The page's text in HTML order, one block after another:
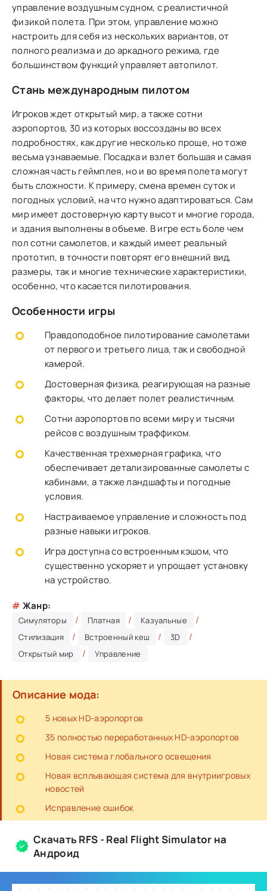
управление воздушным судном, с реалистичной
физикой полета. При этом, управление можно
настроить для себя из нескольких вариантов, от
полного реализма и до аркадного режима, где
большинством функций управляет автопилот.
Стань международным пилотом
Игроков ждет открытый мир, а также сотни
аэропортов, 30 из которых воссозданы во всех
подробностях, как другие несколько проще, но тоже
весьма узнаваемые. Посадка и взлет большая и самая
сложная часть геймплея, но и во время полета могут
быть сложности. К примеру, смена времен суток и
погодных условий, на что нужно адаптироваться. Сам
мир имеет достоверную карту высот и многие города,
и здания выполнены в объеме. В игре есть боле чем
пол сотни самолетов, и каждый имеет реальный
прототип, в точности повторят его внешний вид,
размеры, так и многие технические характеристики,
особенно, что касается пилотирования.
Особенности игры
Правдоподобное пилотирование самолетами
от первого и третьего лица, так и свободной
камерой.
Достоверная физика, реагирующая на разные
факторы, что делает полет реалистичным.
Сотни аэропортов по всеми миру и тысячи
рейсов с воздушным траффиком.
Качественная трехмерная графика, что
обеспечивает детализированные самолеты с
кабинами, а также ландшафты и погодные
условия.
Настраиваемое управление и сложность под
разные навыки игроков.
Игра доступна со встроенным кэшом, что
существенно ускоряет и упрощает установку
на устройство.
# Жанр:
Симуляторы / Платная / Казуальные /
Стилизация / Встроенный кеш / 3D /
Открытый мир / Управление
Описание мода:
5 новых HD-аэропортов
35 полностью переработанных HD-аэропортов
Новая система глобального освещения
Новая всплывающая система для внутриигровых
новостей
Исправление ошибок
Скачать RFS - Real Flight Simulator на
Андроид